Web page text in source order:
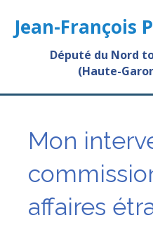
Jean-François
Député du Nord
(Haute-
Mon
affaires